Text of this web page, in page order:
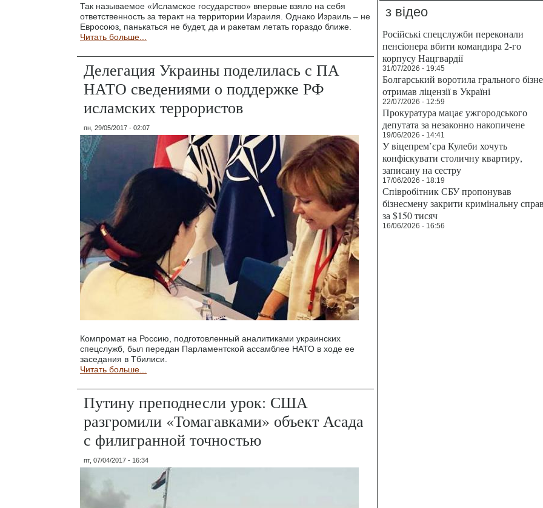
Так называемое «Исламское государство» впервые взяло на себя
ответственность за теракт на территории Израиля. Однако Израиль – не
Евросоюз, панькаться не будет, да и ракетам летать гораздо ближе.
Читать больше...
Делегация Украины поделилась с ПА
НАТО сведениями о поддержке РФ
исламских террористов
пн, 29/05/2017 - 02:07
Компромат на Россию, подготовленный аналитиками украинских
спецслужб, был передан Парламентской ассамблее НАТО в ходе ее
заседания в Тбилиси.
Читать больше...
Путину преподнесли урок: США
разгромили «Томагавками» объект Асада
с филигранной точностью
пт, 07/04/2017 - 16:34
з відео
Російські спецслужби переконали
пенсіонера вбити командира 2-го
корпусу Нацгвардії
31/07/2026 - 19:45
Болгарський воротила грального
отримав ліцензії в Україні
22/07/2026 - 12:59
Прокуратура мацає ужгородського
депутата за незаконно накопичене
19/06/2026 - 14:41
У віцепрем’єра Кулеби хочуть
конфіскувати столичну квартиру,
записану на сестру
17/06/2026 - 18:19
Співробітник СБУ пропонував
бізнесмену закрити кримінальну
за $150 тисяч
16/06/2026 - 16:56